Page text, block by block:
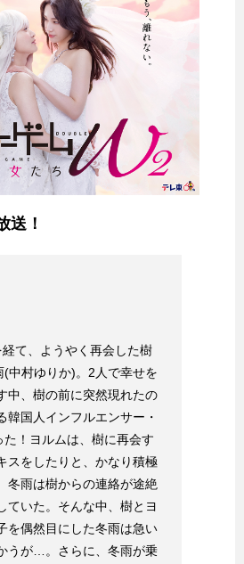
送！
て、ようやく再会した樹
中村ゆりか)。2人で幸せを
中、樹の前に突然現れたの
韓国人インフルエンサー・
た！ヨルムは、樹に再会す
スをしたりと、かなり積極
冬雨は樹からの連絡が途絶
ていた。そんな中、樹とヨ
を偶然目にした冬雨は急い
うが…。さらに、冬雨が乗